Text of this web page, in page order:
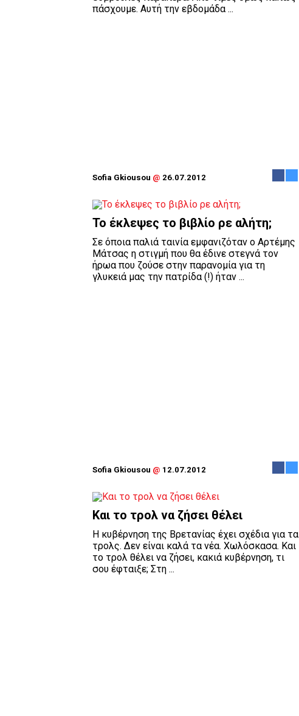
πάσχουμε. Αυτή την εβδομάδα ...
Sofia Gkiousou @ 26.07.2012
Το έκλεψες το βιβλίο ρε αλήτη;
Σε όποια παλιά ταινία εμφανιζόταν ο Αρτέμης
Μάτσας η στιγμή που θα έδινε στεγνά τον
ήρωα που ζούσε στην παρανομία για τη
γλυκειά μας την πατρίδα (!) ήταν ...
Sofia Gkiousou @ 12.07.2012
Και το τρολ να ζήσει θέλει
Η κυβέρνηση της Βρετανίας έχει σχέδια για τα
τρολς. Δεν είναι καλά τα νέα. Χωλόσκασα. Και
το τρολ θέλει να ζήσει, κακιά κυβέρνηση, τι
σου έφταιξε; Στη ...